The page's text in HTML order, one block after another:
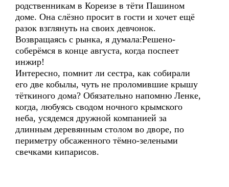
родственникам в Кореизе в тёти Пашином
доме. Она слёзно просит в гости и хочет ещё
разок взглянуть на своих девчонок.
Возвращаясь с рынка, я думала:Решено-
соберёмся в конце августа, когда поспеет
инжир!
Интересно, помнит ли сестра, как собирали
его две кобылы, чуть не проломившие крышу
тёткиного дома? Обязательно напомню Ленке,
когда, любуясь сводом ночного крымского
неба, усядемся дружной компанией за
длинным деревянным столом во дворе, по
периметру обсаженного тёмно-зелеными
свечками кипарисов.